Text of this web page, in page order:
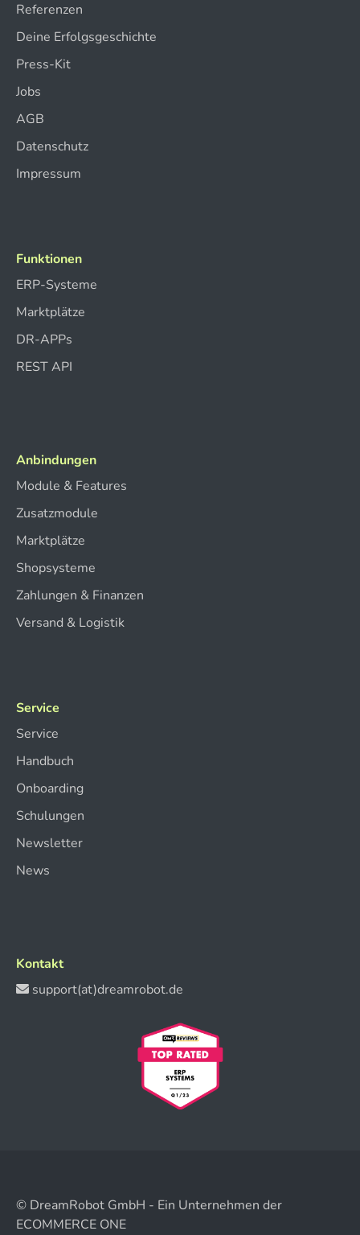
Referenzen
Deine Erfolgsgeschichte
Press-Kit
Jobs
AGB
Datenschutz
Impressum
Funktionen
ERP-Systeme
Marktplätze
DR-APPs
REST API
Anbindungen
Module & Features
Zusatzmodule
Marktplätze
Shopsysteme
Zahlungen & Finanzen
Versand & Logistik
Service
Service
Handbuch
Onboarding
Schulungen
Newsletter
News
Kontakt
support(at)dreamrobot.de
© DreamRobot GmbH - Ein Unternehmen der
ECOMMERCE ONE